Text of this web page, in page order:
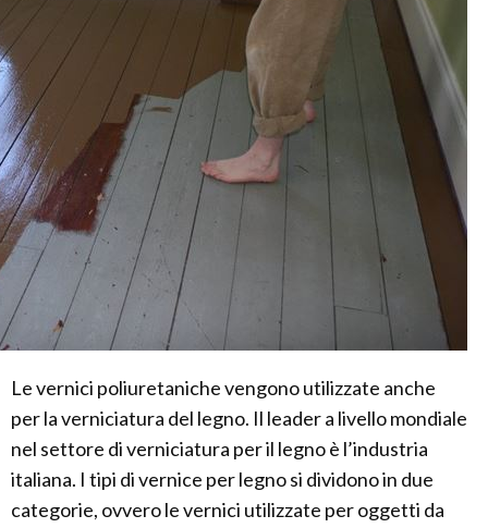
Le vernici poliuretaniche vengono utilizzate anche
per la verniciatura del legno. Il leader a livello mondiale
nel settore di verniciatura per il legno è l’industria
italiana. I tipi di vernice per legno si dividono in due
categorie, ovvero le vernici utilizzate per oggetti da